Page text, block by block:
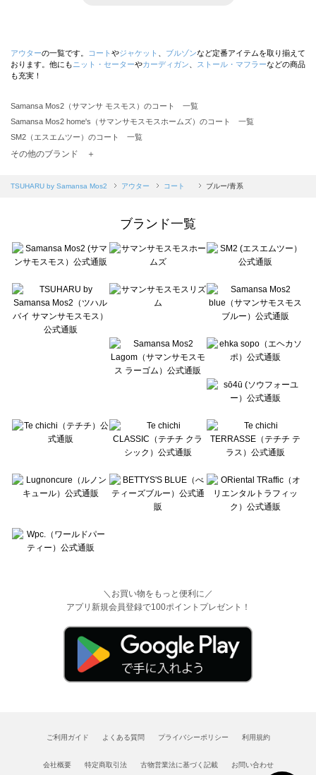
アウターの一覧です。 コート やジャケット ブルゾンなど定番アイテムを取り揃えて
おります。他にも ニット・セーターやカーディガン ストール・マフラーなどの商品
も充実！
Samansa Mos2（サマンサ モスモス）のコート 一覧
Samansa Mos2 home's（サマンサモスモスホームズ）のコート 一覧
SM2（エスエムツー）のコート 一覧
TSUHARU by Samansa Mos2（ツハルバイサマンサモスモス）のコート 一覧
Samansa Mos2 blue（サマンサモスモス ブルー）のコート 一覧
sō4ū（ソウフォーユー）のコート 一覧
Te chichi（テチチ）のコート 一覧
Te chichi CLASSIC（テチチ クラシック）のコート 一覧
Lugnoncure（ルノンキュール）のコート 一覧
BETTY'S BLUE（べティーズブルー）のコート 一覧
Wpc.（ワールドパーティー）のコート 一覧
その他のブランド ＋
TSUHARU by Samansa Mos2 アウター コート ブルー/青系
ブランド一覧
＼お買い物をもっと便利に／
アプリ新規会員登録で100ポイントプレゼント！
ご利用ガイド よくある質問 プライバシーポリシー 利用規約
会社概要 特定商取引法 古物営業法に基づく記載 お問い合わせ